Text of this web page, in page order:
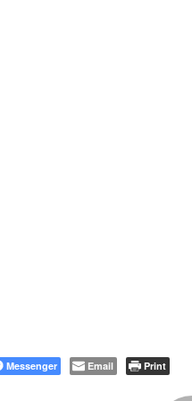
Messenger Email Print